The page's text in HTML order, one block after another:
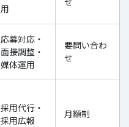
用
応募対応・
面接調整・
媒体運用
要問い合わ
せ
採用代行・
採用広報
月額制